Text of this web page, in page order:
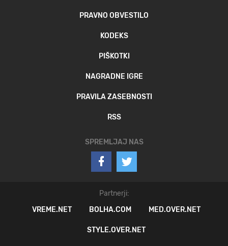
PRAVNO OBVESTILO
KODEKS
PIŠKOTKI
NAGRADNE IGRE
PRAVILA ZASEBNOSTI
RSS
SPREMLJAJ NAS
Partnerji:
VREME.NET
BOLHA.COM MED.OVER.NET
STYLE.OVER.NET